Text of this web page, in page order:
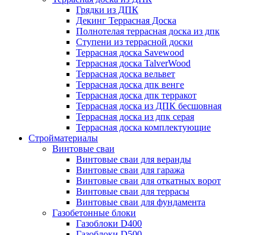
Грядки из ДПК
Декинг Террасная Доска
Полнотелая террасная доска из дпк
Ступени из террасной доски
Террасная доска Savewood
Террасная доска TalverWood
Террасная доска вельвет
Террасная доска дпк венге
Террасная доска дпк терракот
Террасная доска из ДПК бесшовная
Террасная доска из дпк серая
Террасная доска комплектующие
Стройматериалы
Винтовые сваи
Винтовые сваи для веранды
Винтовые сваи для гаража
Винтовые сваи для откатных ворот
Винтовые сваи для террасы
Винтовые сваи для фундамента
Газобетонные блоки
Газоблоки D400